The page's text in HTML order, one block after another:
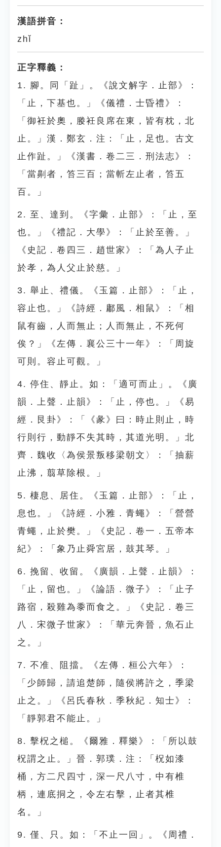
漢語拼音：
zhǐ
正字釋義：
1. 腳。同「趾」。《說文解字．止部》：
「止，下基也。」《儀禮．士昏禮》：
「御衽於奧，媵衽良席在東，皆有枕，北
止。」漢．鄭玄．注：「止，足也。古文
止作趾。」《漢書．卷二三．刑法志》：
「當劓者，笞三百；當斬左止者，笞五
百。」
2. 至、達到。《字彙．止部》：「止，至
也。」《禮記．大學》：「止於至善。」
《史記．卷四三．趙世家》：「為人子止
於孝，為人父止於慈。」
3. 舉止、禮儀。《玉篇．止部》：「止，
容止也。」《詩經．鄘風．相鼠》：「相
鼠有齒，人而無止；人而無止，不死何
俟？」《左傳．襄公三十一年》：「周旋
可則。容止可觀。」
4. 停住、靜止。如：「適可而止」。《廣
韻．上聲．止韻》：「止，停也。」《易
經．艮卦》：「《彖》曰：時止則止，時
行則行，動靜不失其時，其道光明。」北
齊．魏收〈為侯景叛移梁朝文〉：「抽薪
止沸，翦草除根。」
5. 棲息、居住。《玉篇．止部》：「止，
息也。」《詩經．小雅．青蠅》：「營營
青蠅，止於樊。」《史記．卷一．五帝本
紀》：「象乃止舜宮居，鼓其琴。」
6. 挽留、收留。《廣韻．上聲．止韻》：
「止，留也。」《論語．微子》：「止子
路宿，殺雞為黍而食之。」《史記．卷三
八．宋微子世家》：「華元奔晉，魚石止
之。」
7. 不准、阻擋。《左傳．桓公六年》：
「少師歸，請追楚師，隨侯將許之，季梁
止之。」《呂氏春秋．季秋紀．知士》：
「靜郭君不能止。」
8. 擊柷之槌。《爾雅．釋樂》：「所以鼓
柷謂之止。」晉．郭璞．注：「柷如漆
桶，方二尺四寸，深一尺八寸，中有椎
柄，連底挏之，令左右擊，止者其椎
名。」
9. 僅、只。如：「不止一回」。《周禮．